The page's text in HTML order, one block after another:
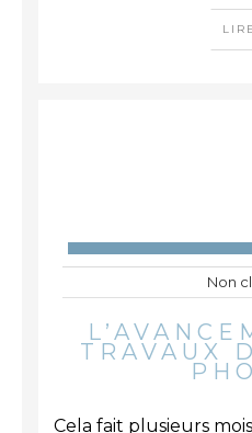
Non
TRAVAUX
Cela fait plusieurs